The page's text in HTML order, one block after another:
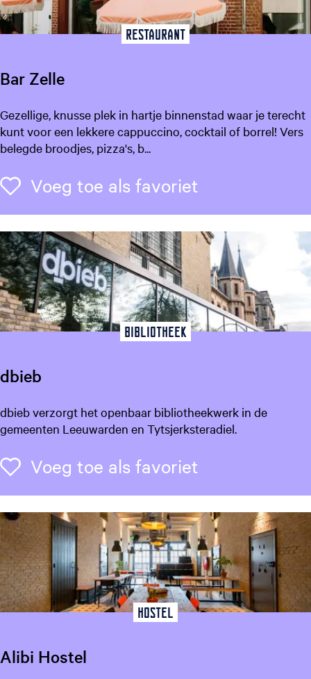
u
m
y
l
â
n
Bar Zelle
B
a
r
e
l
e
Gezellige, knusse plek in hartje binnenstad waar je terecht
kunt voor een lekkere cappuccino, cocktail of borrel! Vers
belegde broodjes, pizza's, b...
Restaurant
Voeg toe als favoriet
dbieb
d
b
e
dbieb verzorgt het openbaar bibliotheekwerk in de
gemeenten Leeuwarden en Tytsjerksteradiel.
Bibliotheek
Voeg toe als favoriet
Alibi Hostel
Hostel